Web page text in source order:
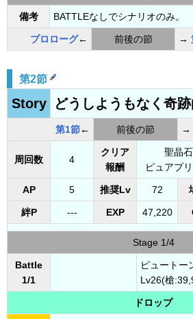
備考 BATTLEなしでシナリオのみ。
プロローグ← 前後の節 →
第2節
Story どうしようもなく奇
第1節← 前後の節 →
周回数 4
クリア
報酬
聖晶
ピュアプ
AP 5 推奨Lv 72
絆P --- EXP 47,220
Stage 1/4
Battle
1/1
ピュートー
Lv26(槍
ドロップ